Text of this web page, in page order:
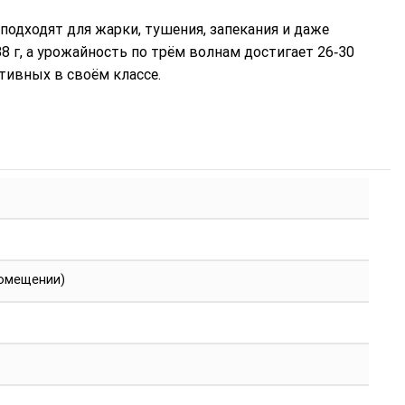
для жарки, тушения, запекания и даже
г, а урожайность по трём волнам достигает 26‑30
в своём классе.